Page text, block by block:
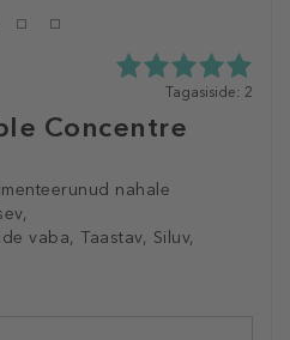
Concentre
nahale
vaba, Taastav, Siluv,
5.0
5st
Tagasiside: 2